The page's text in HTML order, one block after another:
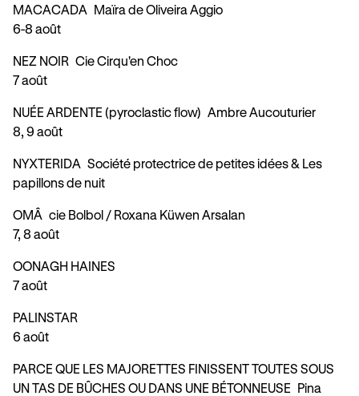
MACACADA Maïra de Oliveira Aggio
6-8 août
NEZ NOIR Cie Cirqu'en Choc
7 août
NUÉE ARDENTE (pyroclastic flow) Ambre Aucouturier
8, 9 août
NYXTERIDA Société protectrice de petites idées & Les
papillons de nuit
OMÂ cie Bolbol / Roxana Küwen Arsalan
7, 8 août
OONAGH HAINES
7 août
PALINSTAR
6 août
PARCE QUE LES MAJORETTES FINISSENT TOUTES SOUS
UN TAS DE BÛCHES OU DANS UNE BÉTONNEUSE Pina